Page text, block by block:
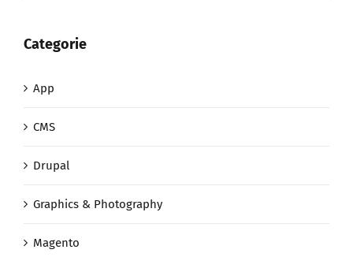
Categorie
App
CMS
Drupal
Graphics & Photography
Magento